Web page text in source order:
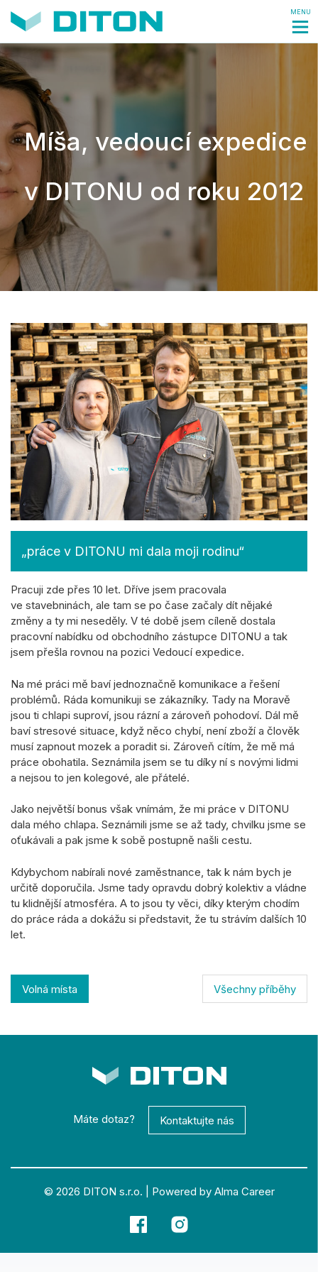
MENU
Míša, vedoucí expedice
v DITONU od roku 2012
„práce v DITONU mi dala moji rodinu“
Pracuji zde přes 10 let. Dříve jsem pracovala
ve stavebninách, ale tam se po čase začaly dít nějaké
změny a ty mi neseděly. V té době jsem cíleně dostala
pracovní nabídku od obchodního zástupce DITONU a tak
jsem přešla rovnou na pozici Vedoucí expedice.
Na mé práci mě baví jednoznačně komunikace a řešení
problémů. Ráda komunikuji se zákazníky. Tady na Moravě
jsou ti chlapi suproví, jsou rázní a zároveň pohodoví. Dál mě
baví stresové situace, když něco chybí, není zboží a člověk
musí zapnout mozek a poradit si. Zároveň cítím, že mě má
práce obohatila. Seznámila jsem se tu díky ní s novými lidmi
a nejsou to jen kolegové, ale přátelé.
Jako největší bonus však vnímám, že mi práce v DITONU
dala mého chlapa. Seznámili jsme se až tady, chvilku jsme se
oťukávali a pak jsme k sobě postupně našli cestu.
Kdybychom nabírali nové zaměstnance, tak k nám bych je
určitě doporučila. Jsme tady opravdu dobrý kolektiv a vládne
tu klidnější atmosféra. A to jsou ty věci, díky kterým chodím
do práce ráda a dokážu si představit, že tu strávím dalších 10
let.
Volná místa Všechny příběhy
Máte dotaz? Kontaktujte nás
© 2026 DITON s.r.o. Powered by Alma Career